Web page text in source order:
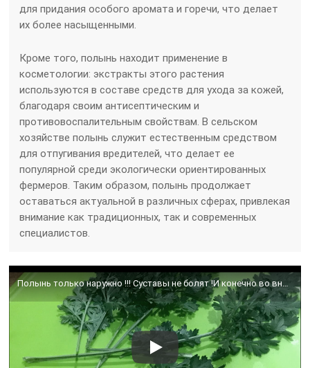
для придания особого аромата и горечи, что делает
их более насыщенными.
Кроме того, полынь находит применение в
косметологии: экстракты этого растения
используются в составе средств для ухода за кожей,
благодаря своим антисептическим и
противовоспалительным свойствам. В сельском
хозяйстве полынь служит естественным средством
для отпугивания вредителей, что делает ее
популярной среди экологически ориентированных
фермеров. Таким образом, полынь продолжает
оставаться актуальной в различных сферах, привлекая
внимание как традиционных, так и современных
специалистов.